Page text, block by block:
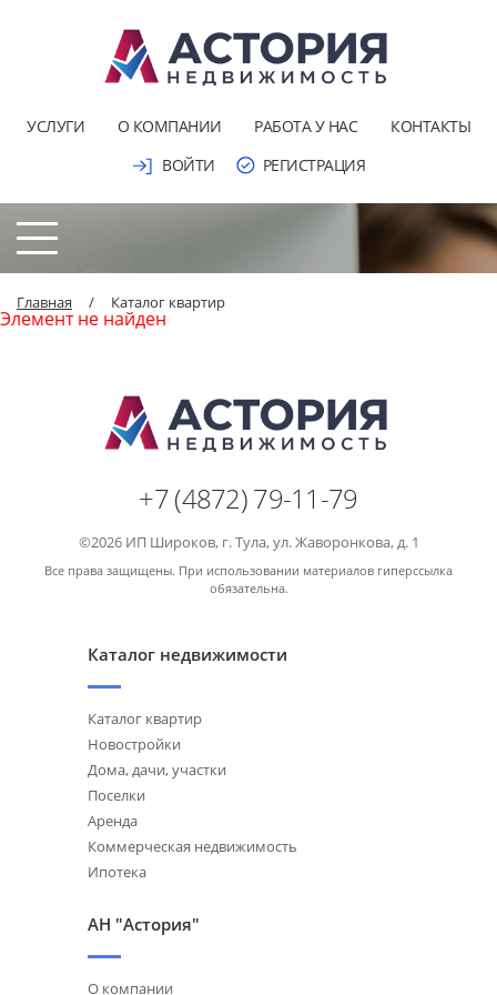
УСЛУГИ О КОМПАНИИ РАБОТА У НАС
КОНТАКТЫ
ВОЙТИ
РЕГИСТРАЦИЯ
Главная / Каталог квартир
Элемент не найден
+7 (4872) 79-11-79
©2026 ИП Широков, г. Тула, ул. Жаворонкова, д. 1
Все права защищены. При использовании материалов гиперссылка
обязательна.
Каталог недвижимости
Каталог квартир
Новостройки
Дома, дачи, участки
Поселки
Аренда
Коммерческая недвижимость
Ипотека
АН "Астория"
О компании